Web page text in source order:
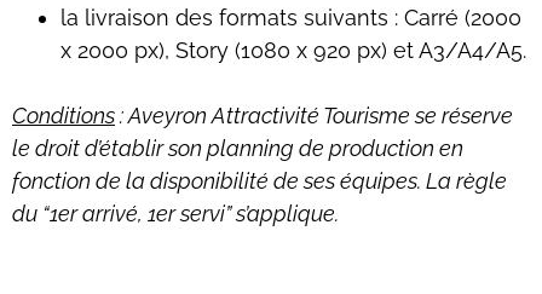
la livraison des formats suivants : Carré (2000
x 2000 px), Story (1080 x 920 px) et A3/A4/A5.
Conditions: Aveyron Attractivité Tourisme se réserve
le droit d’établir son planning de production en
fonction de la disponibilité de ses équipes. La règle
du “1er arrivé, 1er servi” s’applique.